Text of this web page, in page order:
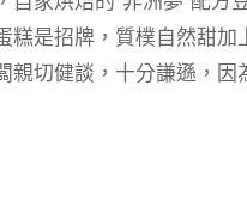
糕是招牌，質樸自然甜
親切健談，十分謙遜，